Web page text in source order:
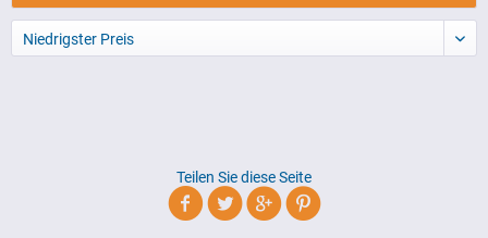
Niedrigster Preis
Teilen Sie diese Seite